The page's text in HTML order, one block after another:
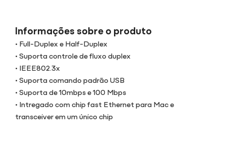
Informações sobre o produto
• Full-Duplex e Half-Duplex
• Suporta controle de fluxo duplex
• IEEE802.3x
• Suporta comando padrão USB
• Suporta de 10mbps e 100 Mbps
• Intregado com chip fast Ethernet para Mac e
transceiver em um único chip